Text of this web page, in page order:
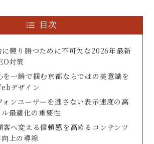
目次
に競り勝つために不可欠な2026年最新
対策
一瞬で掴む京都ならではの美意識を
デザイン
ンユーザーを逃さない表示速度の高
最適化の重要性
へ変える信頼感を高めるコンテンツ
上の導線